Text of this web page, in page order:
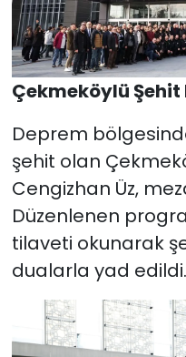
Çekmeköylü Şehit
Deprem
şehit olan
Cengizhan Üz,
Düzenlenen
tilaveti okunarak
dualarla yad edildi.